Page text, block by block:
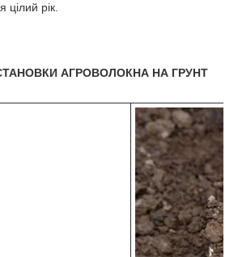
цілий рік.
АГРОВОЛОКНА НА ГРУНТ